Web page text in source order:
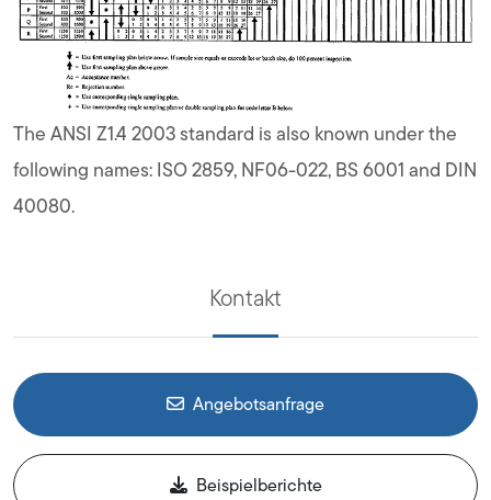
The ANSI Z1.4 2003 standard is also known under the
following names: ISO 2859, NF06-022, BS 6001 and DIN
40080.
Kontakt
Angebotsanfrage
Beispielberichte